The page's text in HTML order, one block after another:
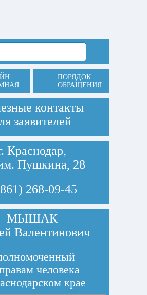
ПОРЯДОК
ОБРАЩЕНИЯ
контакты
заявителей
Краснодар,
Пушкина, 28
268-09-45
МЫШАК
Валентинович
человека
крае